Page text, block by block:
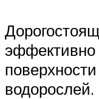
эффективно